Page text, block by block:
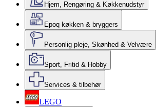
Hjem, Rengøring & Køkkenudstyr
Epoq køkken & bryggers
Personlig pleje, Skønhed & Velvære
Sport, Fritid & Hobby
Services & tilbehør
LEGO